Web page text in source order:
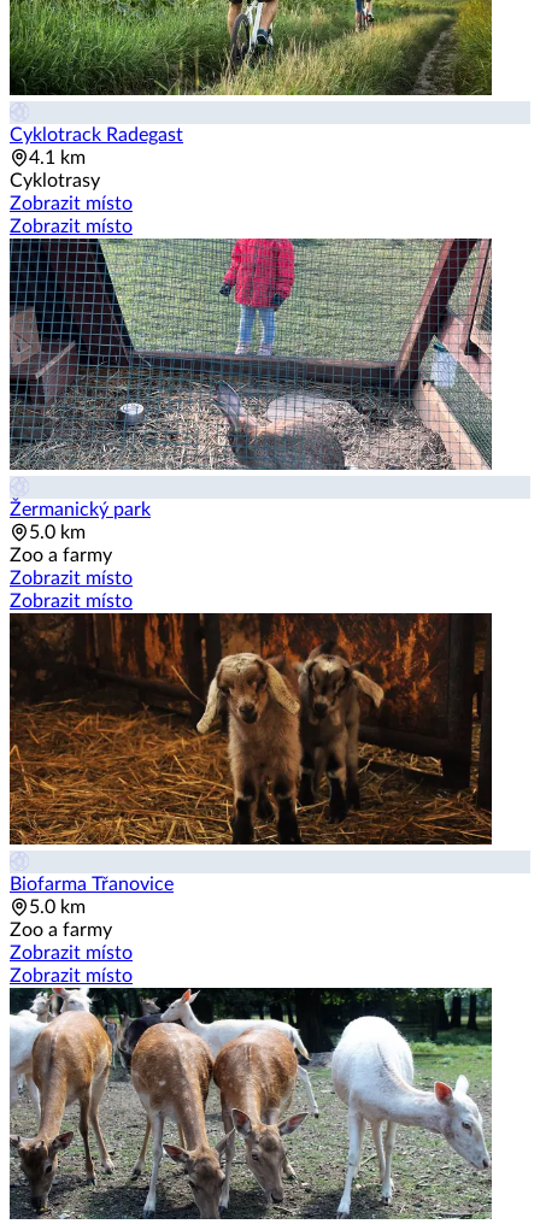
Cyklotrack Radegast
4.1 km
Cyklotrasy
Zobrazit místo
Zobrazit místo
Žermanický park
5.0 km
Zoo a farmy
Zobrazit místo
Zobrazit místo
Biofarma Třanovice
5.0 km
Zoo a farmy
Zobrazit místo
Zobrazit místo